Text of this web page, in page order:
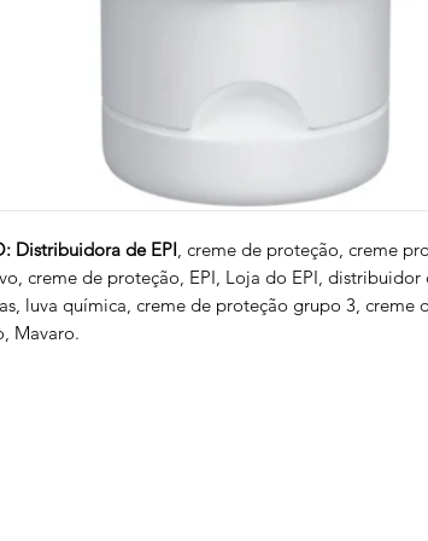
Distribuidora de EPI, creme de proteção, creme
creme de proteção, EPI, Loja do EPI, distribuidor
luva química, creme de proteção grupo 3, creme
Mavaro.